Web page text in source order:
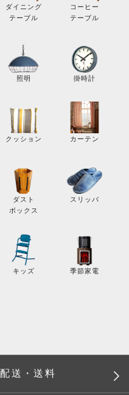
ダイニング
テーブル
コーヒー
テーブル
照明 掛時計
クッション カーテン
ダスト
ボックス
スリッパ
キッズ 季節家電
配送・送料